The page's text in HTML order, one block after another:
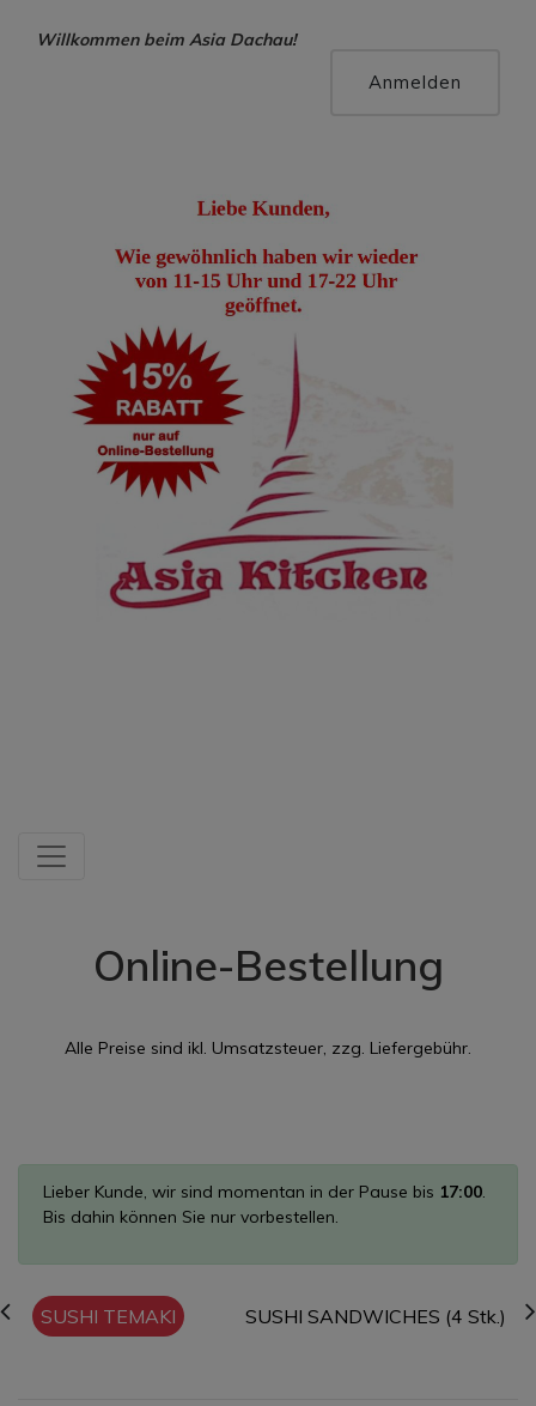
Willkommen beim Asia Dachau!
Anmelden
Online-Bestellung
Alle Preise sind ikl. Umsatzsteuer, zzg. Liefergebühr.
Lieber Kunde, wir sind momentan in der Pause bis 17:00.
Bis dahin können Sie nur vorbestellen.
SUSHI TEMAKI SUSHI SANDWICHES (4 Stk.)